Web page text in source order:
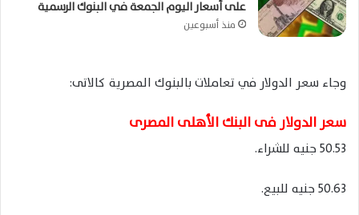
على أسعار اليوم الجمعة في البنوك الرسمية
منذ أسبوعين
وجاء سعر الدولار في تعاملات بالبنوك المصرية كالاتى:
سعر الدولار فى البنك الأهلى المصرى
50.53 جنيه للشراء.
50.63 جنيه للبيع.